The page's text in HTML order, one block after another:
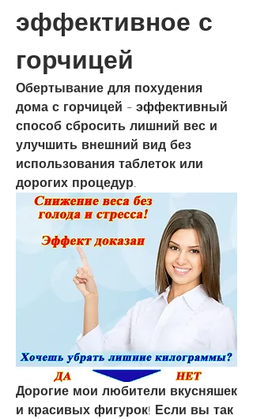
эффективное с
горчицей
Обертывание для похудения
дома с горчицей - эффективный
способ сбросить лишний вес и
улучшить внешний вид без
использования таблеток или
дорогих процедур.
Дорогие мои любители вкусняшек
и красивых фигурок! Если вы так